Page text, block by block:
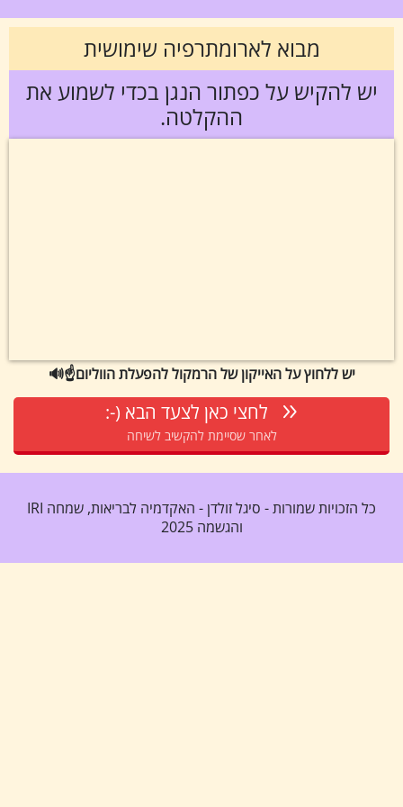
מבוא לארומתרפיה שימושית
יש להקיש על כפתור הנגן בכדי לשמוע את
ההקלטה.
🔊☝️יש ללחוץ על האייקון של הרמקול להפעלת הווליום
:-) לחצי כאן לצעד הבא
לאחר שסיימת להקשיב לשיחה
IRI כל הזכויות שמורות - סיגל זולדן - האקדמיה לבריאות, שמחה
והגשמה 2025